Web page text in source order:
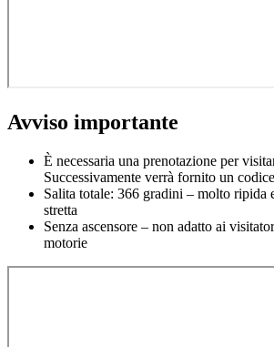
Avviso importante
È necessaria una prenotazione per
Successivamente verrà fornito un
Salita totale: 366 gradini – molto ripida
stretta
Senza ascensore – non adatto ai
motorie